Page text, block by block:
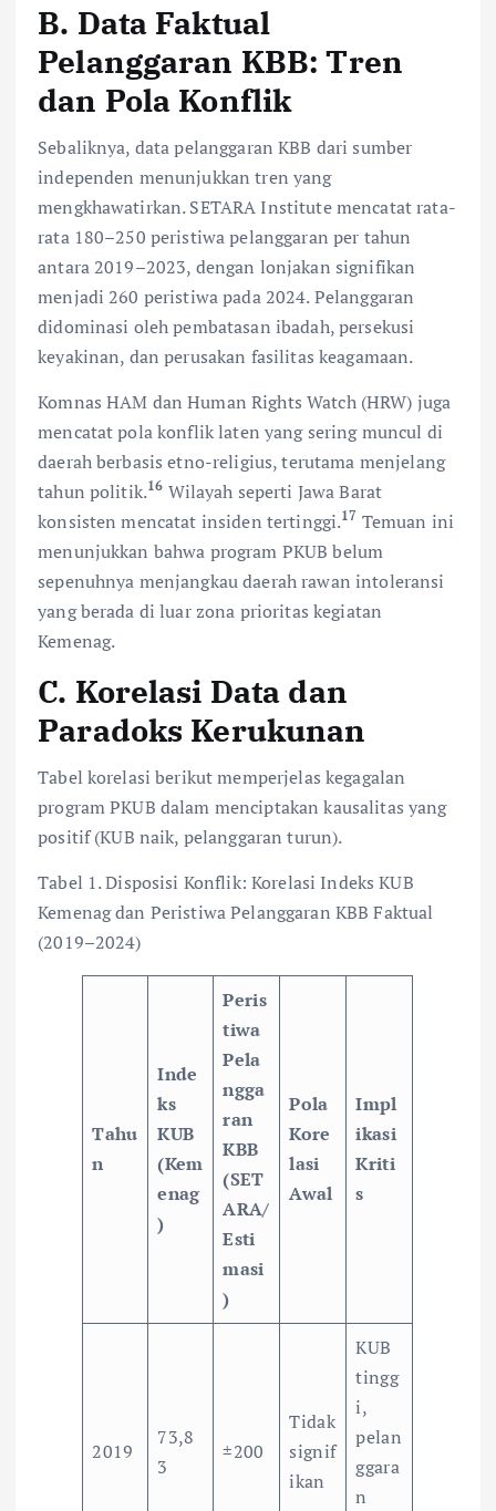
B. Data Faktual
Pelanggaran KBB: Tren
dan Pola Konflik
Sebaliknya, data pelanggaran KBB dari sumber
independen menunjukkan tren yang
mengkhawatirkan. SETARA Institute mencatat rata-
rata 180–250 peristiwa pelanggaran per tahun
antara 2019–2023, dengan lonjakan signifikan
menjadi 260 peristiwa pada 2024. Pelanggaran
didominasi oleh pembatasan ibadah, persekusi
keyakinan, dan perusakan fasilitas keagamaan.
Komnas HAM dan Human Rights Watch (HRW) juga
mencatat pola konflik laten yang sering muncul di
daerah berbasis etno-religius, terutama menjelang
tahun politik.16 Wilayah seperti Jawa Barat
konsisten mencatat insiden tertinggi.17 Temuan ini
menunjukkan bahwa program PKUB belum
sepenuhnya menjangkau daerah rawan intoleransi
yang berada di luar zona prioritas kegiatan
Kemenag.
C. Korelasi Data dan
Paradoks Kerukunan
Tabel korelasi berikut memperjelas kegagalan
program PKUB dalam menciptakan kausalitas yang
positif (KUB naik, pelanggaran turun).
Tabel 1. Disposisi Konflik: Korelasi Indeks KUB
Kemenag dan Peristiwa Pelanggaran KBB Faktual
(2019–2024)
Tahu
n
Inde
ks
KUB
(Kem
enag
)
Peris
tiwa
Pela
ngga
ran
KBB
(SET
ARA/
Esti
masi
)
Pola
Kore
lasi
Awal
Impl
ikasi
Kriti
s
2019
73,8
3
±200
Tidak
signif
ikan
KUB
tingg
i,
pelan
ggara
n